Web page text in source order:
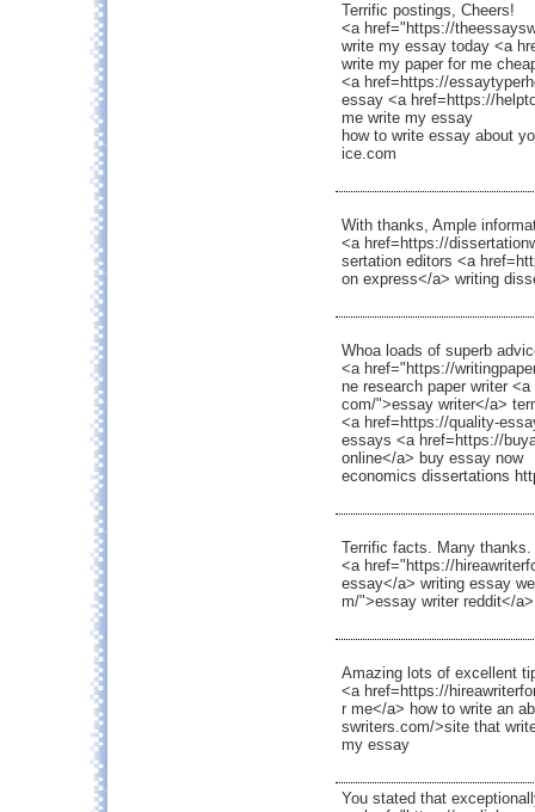
Terrific postings, Cheers!
<a href="https://
write my essay today <a
write my paper for me
<a href=https://
essay <a href=https://
me write my essay
how to write essay about
ice.com
With thanks, Ample
<a href=https://
sertation editors <a
on express</a> writing
Whoa loads of superb
<a href="https://
ne research paper writer
com/">essay writer</a>
<a href=https://quality-
essays <a href=https://
online</a> buy essay now
economics dissertations
Terrific facts. Many thanks.
<a href="https://
essay</a> writing essay
m/">essay writer reddit</
Amazing lots of excellent
<a href=https://
r me</a> how to write an
swriters.com/>site that
my essay
You stated that